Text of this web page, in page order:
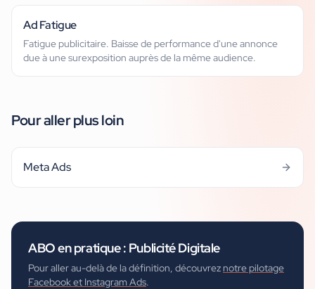
Ad Fatigue
Fatigue publicitaire. Baisse de performance d'une annonce
due à une surexposition auprès de la même audience.
Pour aller plus loin
Meta Ads
ABOen pratique : Publicité Digitale
Pour aller au-delà de la définition, découvrez notre pilotage
Facebook et Instagram Ads.